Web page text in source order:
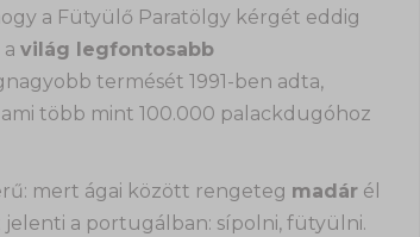
a Fütyülő Paratölgy kérgét eddig
világ legfontosabb
termését 1991-ben adta,
több mint 100.000 palackdugóhoz
mert ágai között rengeteg madárél
jelenti a portugálban: sípolni, fütyülni.